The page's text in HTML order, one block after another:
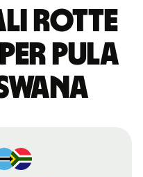
rotte
pula